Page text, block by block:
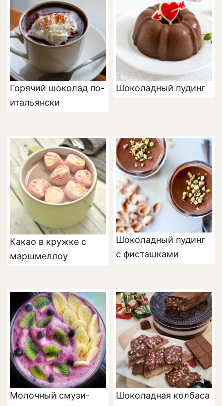
Горячий шоколад по-
итальянски
Шоколадный пудинг
Какао в кружке с
маршмеллоу
Шоколадный пудинг
с фисташками
Молочный смузи-
Шоколадная колбаса